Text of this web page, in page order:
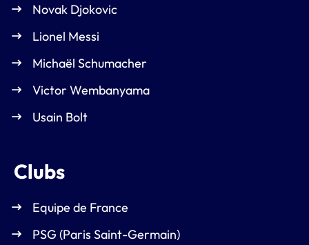
Novak Djokovic
Lionel Messi
Michaël Schumacher
Victor Wembanyama
Usain Bolt
Clubs
Equipe de France
PSG (Paris Saint-Germain)